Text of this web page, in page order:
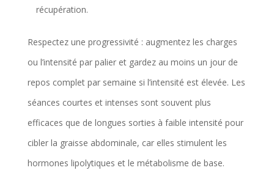
récupération.
Respectez une progressivité : augmentez les charges
ou l’intensité par palier et gardez au moins un jour de
repos complet par semaine si l’intensité est élevée. Les
séances courtes et intenses sont souvent plus
efficaces que de longues sorties à faible intensité pour
cibler la graisse abdominale, car elles stimulent les
hormones lipolytiques et le métabolisme de base.